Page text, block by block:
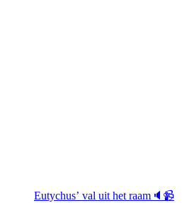
Eutychus’ val uit het raam🔈📹